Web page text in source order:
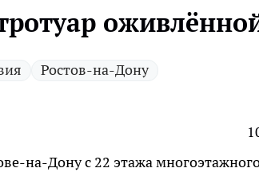
Ростов-на-Дону
на-Дону с 22 этажа